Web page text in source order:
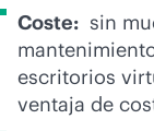
Coste: sin
escritorios
ventaja de